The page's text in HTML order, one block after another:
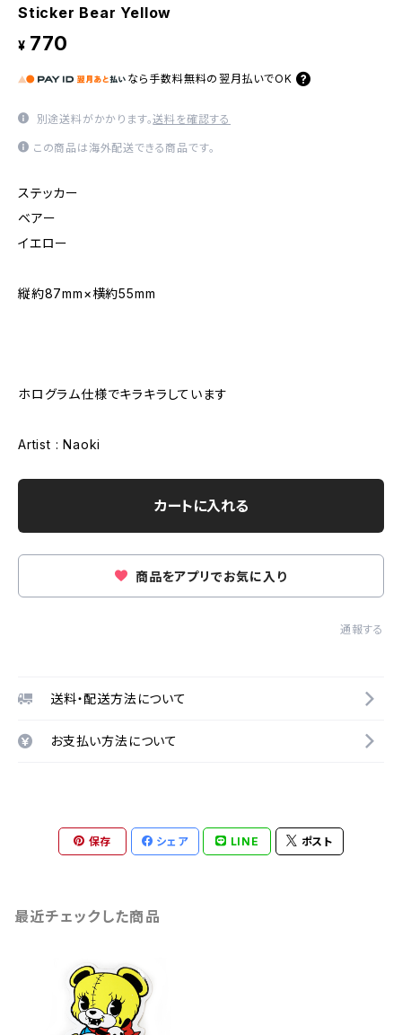
Sticker Bear Yellow
¥ 770
なら 手数料無料の 翌月払いでOK
別途送料がかかります。送料を確認する
この商品は海外配送できる商品です。
ステッカー
ベアー
イエロー
縦約87mm×横約55mm
ホログラム仕様でキラキラしています
Artist : Naoki
カートに入れる
商品をアプリでお気に入り
通報する
送料・配送方法について
お支払い方法について
保存 シェア LINE ポスト
最近チェックした商品